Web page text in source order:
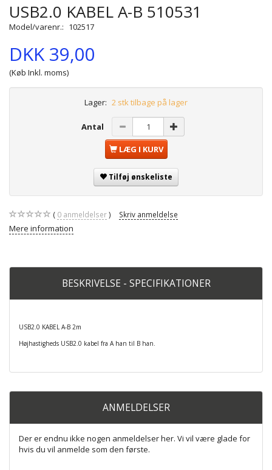
USB2.0 KABEL A-B 510531
Model/varenr.: 102517
DKK 39,00
(Køb Inkl. moms)
Lager: 2 stk tilbage på lager
Antal
LÆG I KURV
Tilføj ønskeliste
0 anmeldelser Skriv anmeldelse
Mere information
BESKRIVELSE - SPECIFIKATIONER
USB2.0 KABEL A-B 2m
Højhastigheds USB2.0 kabel fra A han til B han.
ANMELDELSER
Der er endnu ikke nogen anmeldelser her. Vi vil være glade for
hvis du vil anmelde som den første.